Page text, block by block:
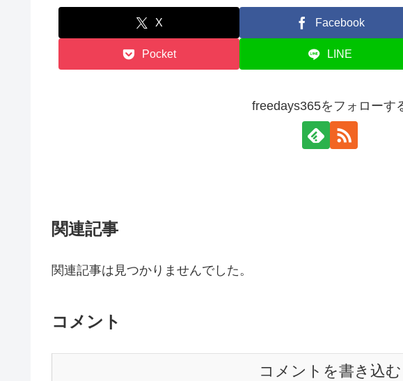
X Facebook
Pocket LINE
freedays365をフォローす
関連記事
関連記事は見つかりませんでした。
コメント
コメントを書き込む